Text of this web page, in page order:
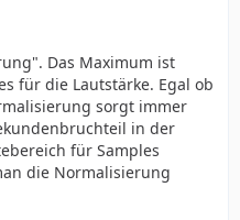
Das Maximum ist
für die Lautstärke. Egal ob
sorgt immer
in der
für Samples
die Normalisierung